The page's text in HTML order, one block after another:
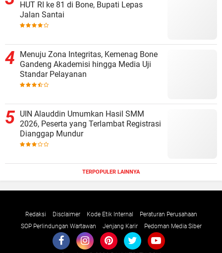
HUT RI ke 81 di Bone, Bupati Lepas
Jalan Santai
Menuju Zona Integritas, Kemenag Bone
Gandeng Akademisi hingga Media Uji
Standar Pelayanan
UIN Alauddin Umumkan Hasil SMM
2026, Peserta yang Terlambat Registrasi
Dianggap Mundur
TERPOPULER LAINNYA
Redaksi Disclaimer Kode Etik Internal
Peraturan Perusahaan
SOP Perlindungan Wartawan
Jenjang Karir Pedoman Media Siber